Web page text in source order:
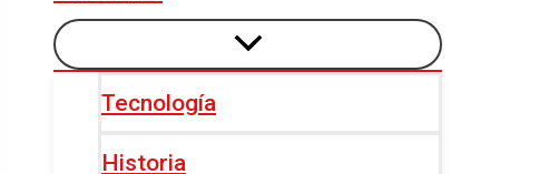
Tecnología
Historia